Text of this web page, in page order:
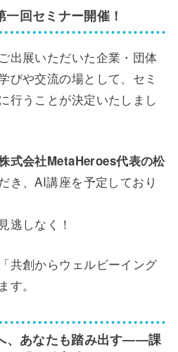
回セミナー開催！
出展いただいた企業・団体
びや交流の場として、セミ
行うことが決定いたしまし
式会社MetaHeroes代表の松
き、AI講座を予定しており
逃しなく！
共創からウェルビーイング
す。
、あなたも踏み出す――課